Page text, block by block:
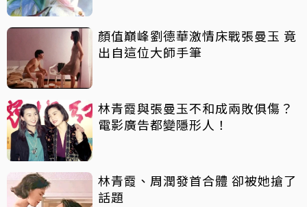
顏值巔峰劉德華激情床戰張曼玉 竟
出自這位大師手筆
林青霞與張曼玉不和成兩敗俱傷？
電影廣告都變隱形人！
林青霞、周潤發首合體 卻被她搶了
話題